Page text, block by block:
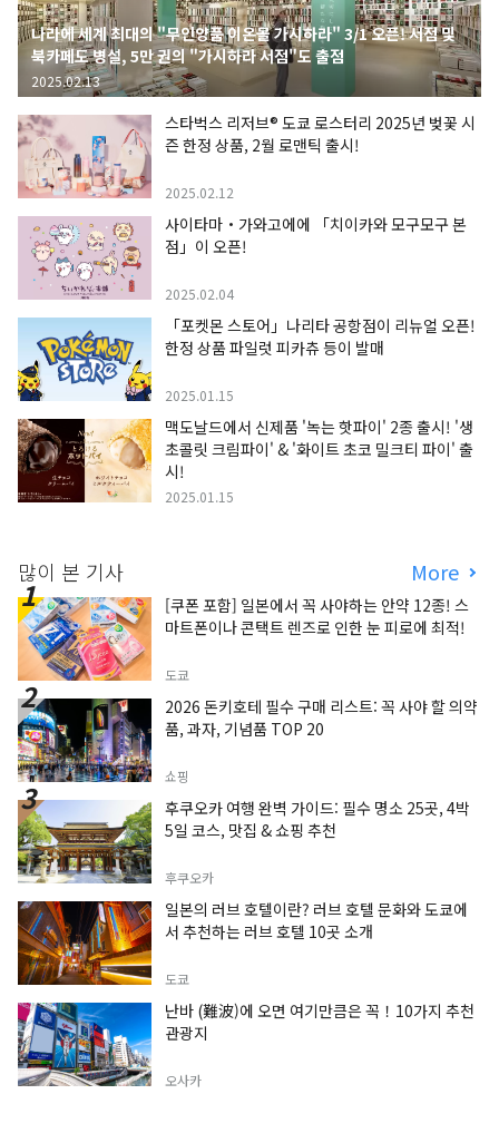
나라에 세계 최대의 "무인양품 이온몰 가시하라" 3/1 오픈! 서점 및
북카페도 병설, 5만 권의 "가시하라 서점"도 출점
2025.02.13
스타벅스 리저브® 도쿄 로스터리 2025년 벚꽃 시
즌 한정 상품, 2월 로맨틱 출시!
2025.02.12
사이타마・가와고에에 「치이카와 모구모구 본
점」이 오픈!
2025.02.04
「포켓몬 스토어」나리타 공항점이 리뉴얼 오픈!
한정 상품 파일럿 피카츄 등이 발매
2025.01.15
맥도날드에서 신제품 '녹는 핫파이' 2종 출시! '생
초콜릿 크림파이' & '화이트 초코 밀크티 파이' 출
시!
2025.01.15
많이 본 기사 More
[쿠폰 포함] 일본에서 꼭 사야하는 안약 12종! 스
마트폰이나 콘택트 렌즈로 인한 눈 피로에 최적!
도쿄
2026 돈키호테 필수 구매 리스트: 꼭 사야 할 의약
품, 과자, 기념품 TOP 20
쇼핑
후쿠오카 여행 완벽 가이드: 필수 명소 25곳, 4박
5일 코스, 맛집 & 쇼핑 추천
후쿠오카
일본의 러브 호텔이란? 러브 호텔 문화와 도쿄에
서 추천하는 러브 호텔 10곳 소개
도쿄
난바 (難波)에 오면 여기만큼은 꼭！10가지 추천
관광지
오사카